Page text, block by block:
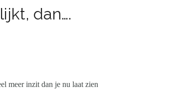
dan….
meer inzit dan je nu laat zien